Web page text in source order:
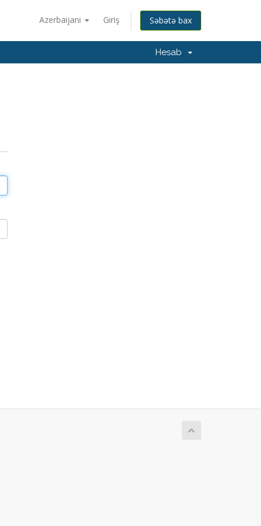
Azerbaijani Giriş Səbətə bax
Hesab